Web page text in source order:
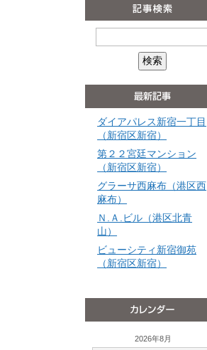
ダイアパレス新宿一丁目
（新宿区新宿）
第２２宮廷マンション
（新宿区新宿）
グラーサ西麻布（港区西
麻布）
Ｎ.Ａ.ビル（港区北青
山）
ビューシティ新宿御苑
（新宿区新宿）
2026年8月